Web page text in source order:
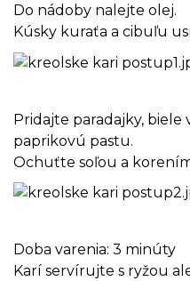
Do nádoby nalejte olej.
Kúsky kuraťa a cibuľu
Pridajte paradajky,
paprikovú pastu.
Ochuťte soľou a
Doba varenia: 3 minúty
Karí servírujte s ryžou